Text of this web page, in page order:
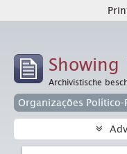
Showing
Archivistische
Organizações Político-